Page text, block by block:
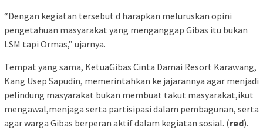
“Dengan kegiatan tersebut d harapkan meluruskan opini
pengetahuan masyarakat yang menganggap Gibas itu bukan
LSM tapi Ormas,” ujarnya.
Tempat yang sama, KetuaGibas Cinta Damai Resort Karawang,
Kang Usep Sapudin, memerintahkan ke jajarannya agar menjadi
pelindung masyarakat bukan membuat takut masyarakat,ikut
mengawal,menjaga serta partisipasi dalam pembagunan, serta
agar warga Gibas berperan aktif dalam kegiatan sosial. (red).